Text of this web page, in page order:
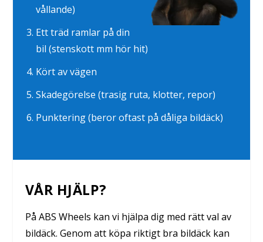
vållande)
Ett träd ramlar på din
bil (stenskott mm hör hit)
Kört av vägen
Skadegörelse (trasig ruta, klotter, repor)
Punktering (beror oftast på dåliga bildäck)
VÅR HJÄLP?
På ABS Wheels kan vi hjälpa dig med rätt val av
bildäck. Genom att köpa riktigt bra bildäck kan